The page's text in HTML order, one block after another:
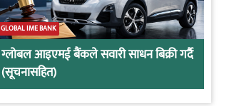
GLOBAL IME BANK
ग्लोबल आइएमई बैंकले सवारी साधन बिक्री गर्दै
(सूचनासहित)